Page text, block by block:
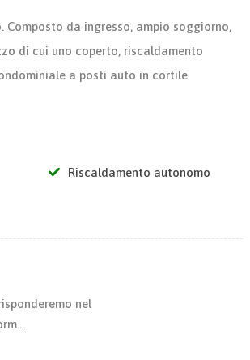
da ingresso, ampio soggiorno,
di cui uno coperto, riscaldamento
a posti auto in cortile
Riscaldamento autonomo
nel